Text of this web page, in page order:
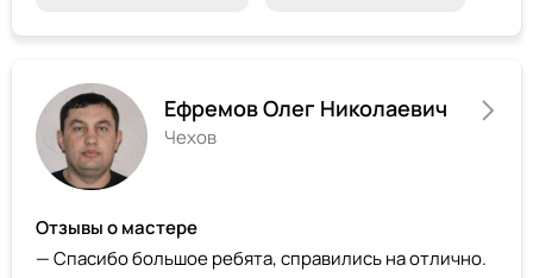
Ефремов Олег Николаевич
Чехов
Отзывы о мастере
— Спасибо большое ребята, справились на отлично.